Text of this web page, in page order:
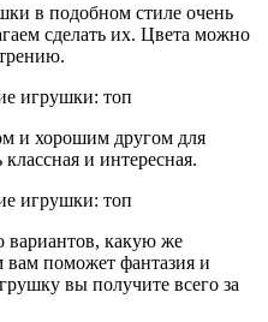
в подобном стиле очень
сделать их. Цвета можно
и хорошим другом для
и интересная.
вариантов, какую же
поможет фантазия и
вы получите всего за